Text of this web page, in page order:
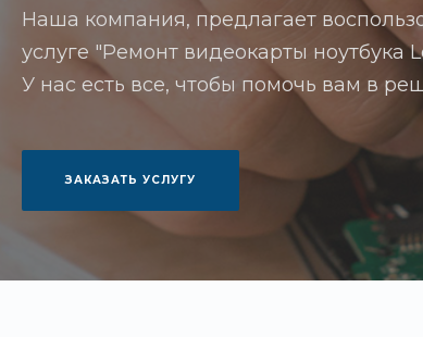
Наша компания, предлагает
услуге "Ремонт видеокарты ноутбука
У нас есть все, чтобы помочь вам в
ЗАКАЗАТЬ УСЛУГУ